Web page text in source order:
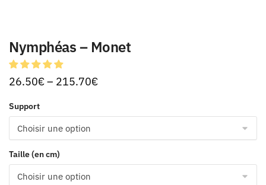
Nymphéas – Monet
26.50€– 215.70€
Support
Taille (en cm)